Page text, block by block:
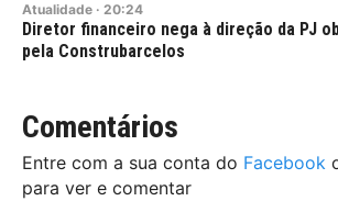
Atualidade · 20:24
Diretor financeiro nega à direção da PJ
pela Construbarcelos
Comentários
Entre com a sua conta do Facebook
para ver e comentar